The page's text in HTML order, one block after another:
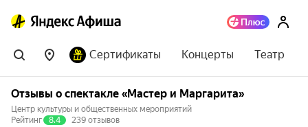
Сертификаты Концерты Театр
Отзывы о спектакле «Мастер и Маргарита»
Центр культуры и общественных мероприятий
Рейтинг
8.4 239 отзывов